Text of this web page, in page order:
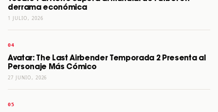
derrama económica
1 JULIO, 2026
Avatar: The Last Airbender Temporada 2 Presenta al
Personaje Más Cómico
27 JUNIO, 2026